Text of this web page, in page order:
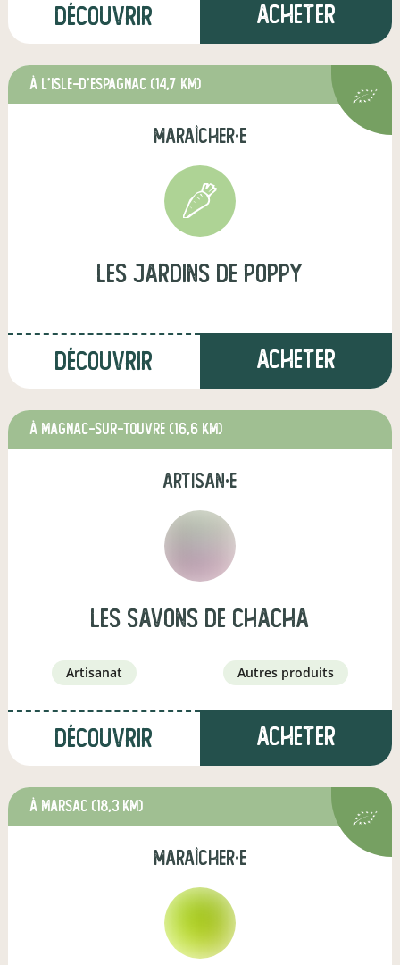
Découvrir Acheter
à L'Isle-d'Espagnac (14,7 km)
maraîcher·e
Les Jardins de Poppy
Découvrir Acheter
à Magnac-sur-Touvre (16,6 km)
artisan·e
les Savons de ChaCha
artisanat autres produits
Découvrir Acheter
à Marsac (18,3 km)
maraîcher·e